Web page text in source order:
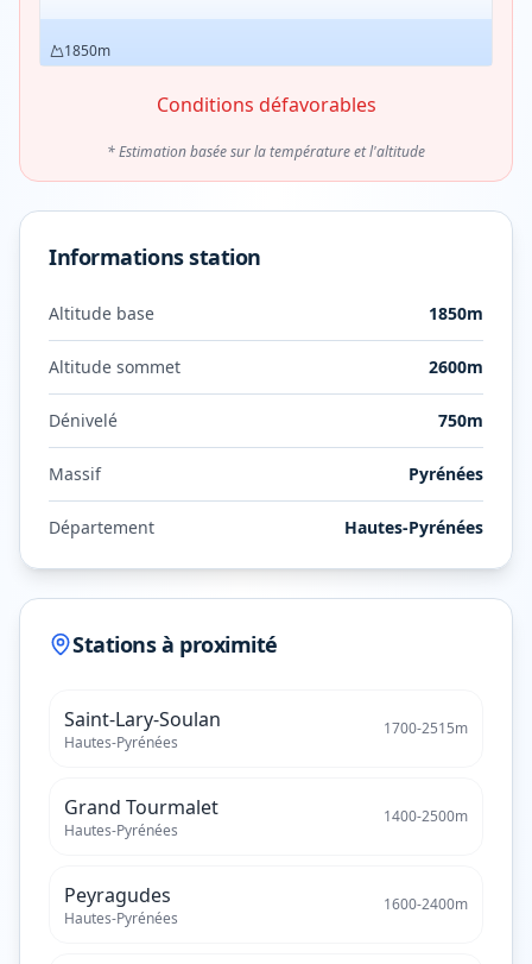
1850m
Conditions défavorables
* Estimation basée sur la température et l'altitude
Informations station
Altitude base 1850m
Altitude sommet 2600m
Dénivelé 750m
Massif Pyrénées
Département Hautes-Pyrénées
Stations à proximité
Saint-Lary-Soulan
Hautes-Pyrénées
1700-2515m
Grand Tourmalet
Hautes-Pyrénées
1400-2500m
Peyragudes
Hautes-Pyrénées
1600-2400m